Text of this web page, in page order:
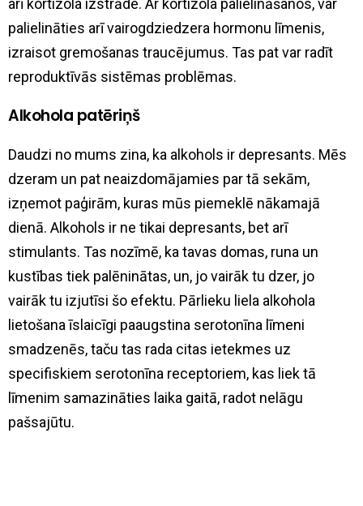
arī kortizola izstrāde. Ar kortizola palielināšanos, var
palielināties arī vairogdziedzera hormonu līmenis,
izraisot gremošanas traucējumus. Tas pat var radīt
reproduktīvās sistēmas problēmas.
Alkohola patēriņš
Daudzi no mums zina, ka alkohols ir depresants. Mēs
dzeram un pat neaizdomājamies par tā sekām,
izņemot paģirām, kuras mūs piemeklē nākamajā
dienā. Alkohols ir ne tikai depresants, bet arī
stimulants. Tas nozīmē, ka tavas domas, runa un
kustības tiek palēninātas, un, jo vairāk tu dzer, jo
vairāk tu izjutīsi šo efektu. Pārlieku liela alkohola
lietošana īslaicīgi paaugstina serotonīna līmeni
smadzenēs, taču tas rada citas ietekmes uz
specifiskiem serotonīna receptoriem, kas liek tā
līmenim samazināties laika gaitā, radot nelāgu
pašsajūtu.